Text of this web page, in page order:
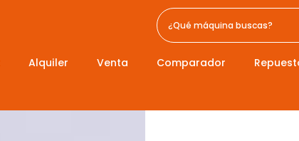
Alquiler Venta Comparador